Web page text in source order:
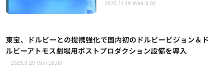
2025.11.19 Wed 9:00
東宝、ドルビーとの提携強化で国内初のドルビービジョン＆ド
ルビーアトモス劇場用ポストプロダクション設備を導入
2025.9.29 Mon 18:00